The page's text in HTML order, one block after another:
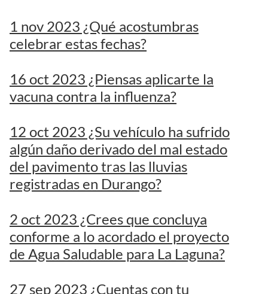
1 nov 2023 ¿Qué acostumbras
celebrar estas fechas?
16 oct 2023 ¿Piensas aplicarte la
vacuna contra la influenza?
12 oct 2023 ¿Su vehículo ha sufrido
algún daño derivado del mal estado
del pavimento tras las lluvias
registradas en Durango?
2 oct 2023 ¿Crees que concluya
conforme a lo acordado el proyecto
de Agua Saludable para La Laguna?
27 sep 2023 ¿Cuentas con tu